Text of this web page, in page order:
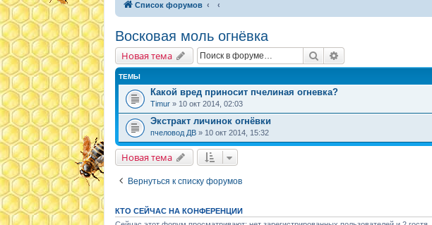
Список форумов
Восковая моль огнёвка
Новая тема Поиск
ТЕМЫ
Какой вред приносит пчелиная огневка?
Timur » 10 окт 2014, 02:03
Экстракт личинок огнёвки
пчеловод ДВ » 10 окт 2014, 15:32
Новая тема
Вернуться к списку форумов
КТО СЕЙЧАС НА КОНФЕРЕНЦИИ